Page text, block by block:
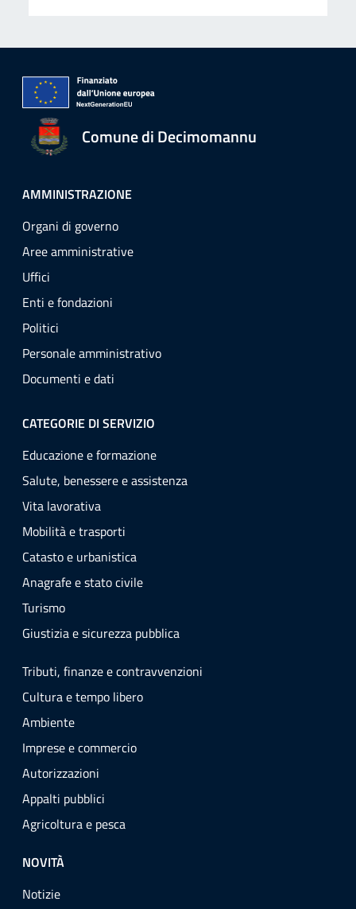
Comune di Decimomannu
AMMINISTRAZIONE
Organi di governo
Aree amministrative
Uffici
Enti e fondazioni
Politici
Personale amministrativo
Documenti e dati
CATEGORIE DI SERVIZIO
Educazione e formazione
Salute, benessere e assistenza
Vita lavorativa
Mobilità e trasporti
Catasto e urbanistica
Anagrafe e stato civile
Turismo
Giustizia e sicurezza pubblica
Tributi, finanze e contravvenzioni
Cultura e tempo libero
Ambiente
Imprese e commercio
Autorizzazioni
Appalti pubblici
Agricoltura e pesca
NOVITÀ
Notizie